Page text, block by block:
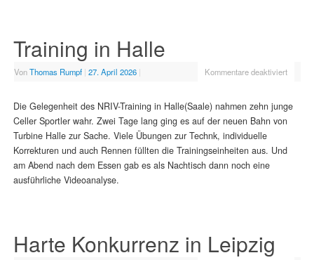
Training in Halle
VonThomas Rumpf | 27. April 2026 | Kommentare deaktiviert
Die Gelegenheit des NRIV-Training in Halle(Saale) nahmen zehn junge
Celler Sportler wahr. Zwei Tage lang ging es auf der neuen Bahn von
Turbine Halle zur Sache. Viele Übungen zur Technk, individuelle
Korrekturen und auch Rennen füllten die Trainingseinheiten aus. Und
am Abend nach dem Essen gab es als Nachtisch dann noch eine
ausführliche Videoanalyse.
Harte Konkurrenz in Leipzig